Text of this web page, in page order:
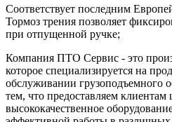
Соответствует последним
Тормоз трения позволяет
при отпущенной ручке;
Компания ПТО Сервис - это
которое специализируется на
обслуживании грузоподъемного
тем, что предоставляем
высококачественное